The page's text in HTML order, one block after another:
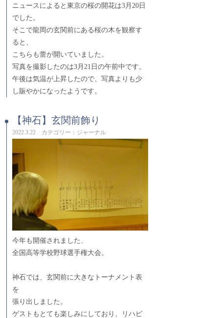
ニュースによると東京の桜の開花は3月20日
でした。
そこで龍岡の玄関前にある桜の木を観察す
ると、
こちらも蕾が開いていました。
写真を撮影したのは3月21日の午前中です。
午後は気温が上昇したので、写真よりも少
し賑やかになったようです。
【神石】玄関前飾り
2022.3.22 カテゴリー：ジャーナル
今年も開催されました、
全国高等学校野球選手権大会。
神石では、玄関前に大きなトーナメント表
を
張り出しました。
ゲストもとても楽しみにしており、リハビ